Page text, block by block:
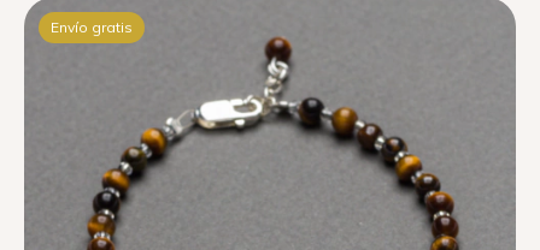
Envío gratis